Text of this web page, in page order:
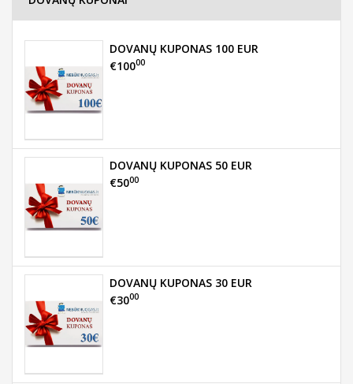
DOVANŲ KUPONAS 100 EUR
€10000
DOVANŲ KUPONAS 50 EUR
€5000
DOVANŲ KUPONAS 30 EUR
€3000